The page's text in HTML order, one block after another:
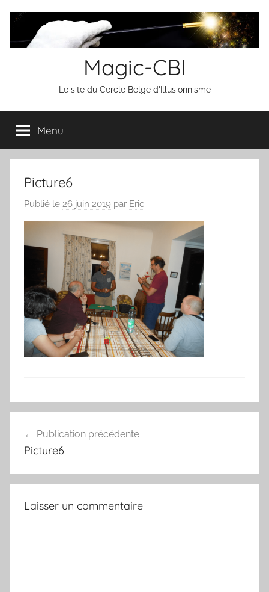
contenu
Magic-CBI
Le site du Cercle Belge d'Illusionnisme
Menu
Picture6
Publié le 26 juin 2019 par Eric
de
Publication précédente
Picture6
Laisser un commentaire